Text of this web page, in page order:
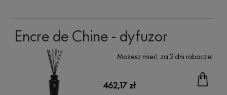
Encre de Chine - dyfuzor
Możesz mieć: za 2 dni robocze!
462,17 zł